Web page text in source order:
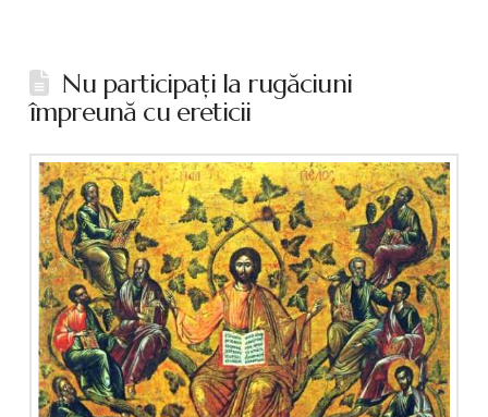
Nu participaţi la rugăciuni
împreună cu ereticii